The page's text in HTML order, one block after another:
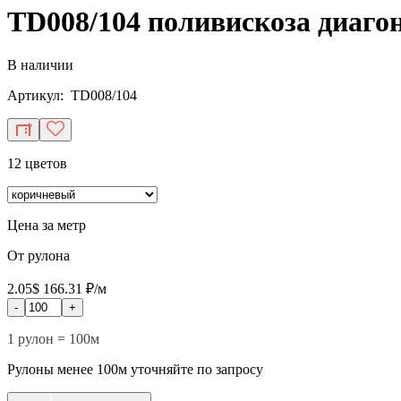
TD008/104 поливискоза
В наличии
Артикул: TD008/104
12 цветов
Цена за метр
От рулона
2.05$ 166.31 ₽/м
- +
1 рулон = 100м
Рулоны менее 100м уточняйте по запросу